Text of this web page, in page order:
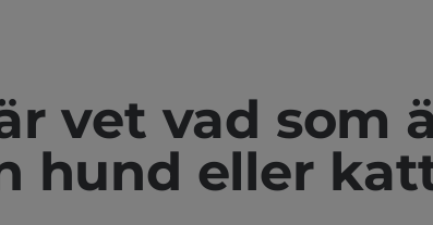
vet vad som
hund eller